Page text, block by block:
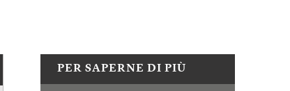
PER SAPERNE DI PIÙ